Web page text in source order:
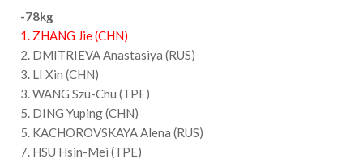
-78kg
1. ZHANG Jie (CHN)
2. DMITRIEVA Anastasiya (RUS)
3. LI Xin (CHN)
3. WANG Szu-Chu (TPE)
5. DING Yuping (CHN)
5. KACHOROVSKAYA Alena (RUS)
7. HSU Hsin-Mei (TPE)